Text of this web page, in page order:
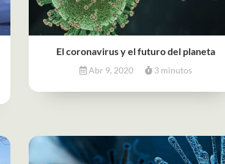
El coronavirus y el futuro del planeta
Abr 9, 2020 3 minutos